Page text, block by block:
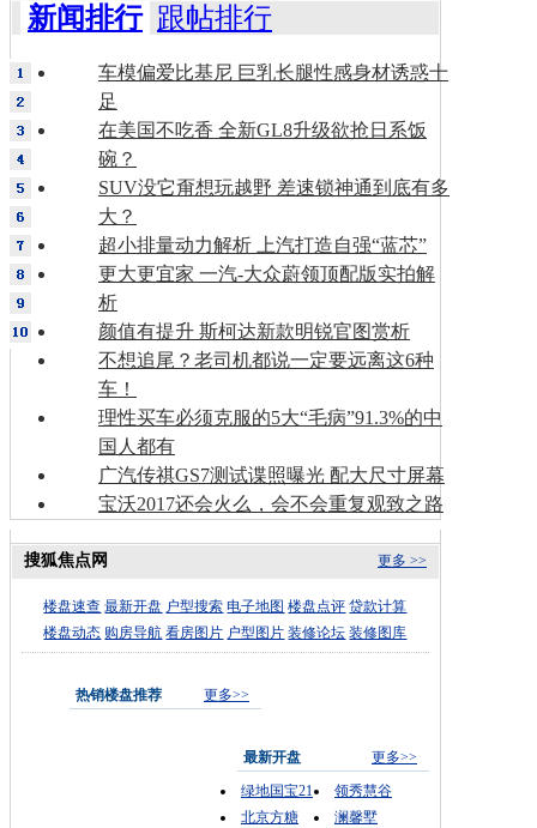
新闻排行 跟帖排行
车模偏爱比基尼 巨乳长腿性感身材诱惑十
足
在美国不吃香 全新GL8升级欲抢日系饭
碗？
SUV没它甭想玩越野 差速锁神通到底有多
大？
超小排量动力解析 上汽打造自强“蓝芯”
更大更宜家 一汽-大众蔚领顶配版实拍解
析
颜值有提升 斯柯达新款明锐官图赏析
不想追尾？老司机都说一定要远离这6种
车！
理性买车必须克服的5大“毛病”91.3%的中
国人都有
广汽传祺GS7测试谍照曝光 配大尺寸屏幕
宝沃2017还会火么，会不会重复观致之路
更多 >>
搜狐焦点网
楼盘速查 最新开盘 户型搜索 电子地图 楼盘点评 贷款计算
楼盘动态 购房导航 看房图片 户型图片 装修论坛 装修图库
热销楼盘推荐 更多>>
最新开盘
更多>>
绿地国宝21
领秀慧谷
北京方糖
澜馨墅